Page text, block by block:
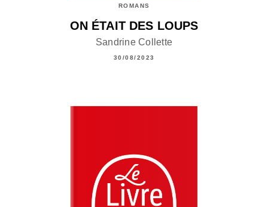
ROMANS
ON ÉTAIT DES LOUPS
Sandrine Collette
30/08/2023